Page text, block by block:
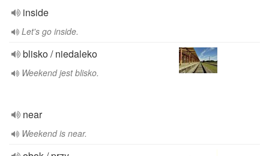
inside
Let's go inside.
blisko / niedaleko
Weekend jest blisko.
near
Weekend is near.